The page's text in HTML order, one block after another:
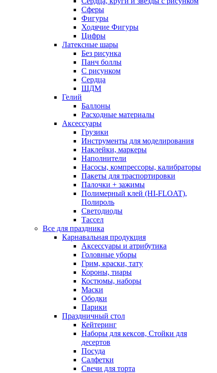
Сферы
Фигуры
Ходячие Фигуры
Цифры
Латексные шары
Без рисунка
Панч боллы
С рисунком
Сердца
ШДМ
Гелий
Баллоны
Расходные материалы
Аксессуары
Грузики
Инструменты для моделирования
Наклейки, маркеры
Наполнители
Насосы, компрессоры, калибраторы
Пакеты для траспортировки
Палочки + зажимы
Полимерный клей (HI-FLOAT),
Полироль
Светодиоды
Тассел
Все для праздника
Карнавальная продукция
Аксессуары и атрибутика
Головные уборы
Грим, краски, тату
Короны, тиары
Костюмы, наборы
Маски
Ободки
Парики
Праздничный стол
Кейтеринг
Наборы для кексов, Стойки для
десертов
Посуда
Салфетки
Свечи для торта